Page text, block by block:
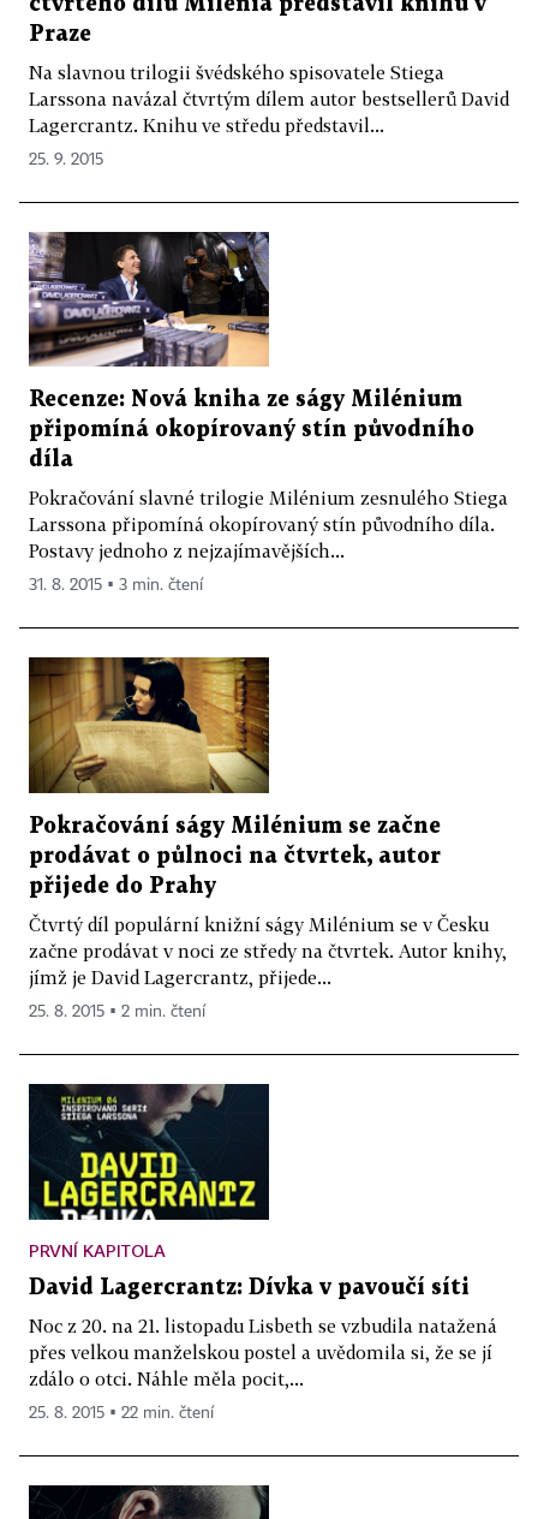
Praze
Na slavnou trilogii švédského spisovatele Stiega
Larssona navázal čtvrtým dílem autor bestsellerů David
Lagercrantz. Knihu ve středu představil...
25. 9. 2015
Recenze: Nová kniha ze ságy Milénium
připomíná okopírovaný stín původního
díla
Pokračování slavné trilogie Milénium zesnulého Stiega
Larssona připomíná okopírovaný stín původního díla.
Postavy jednoho z nejzajímavějších...
31. 8. 2015 ▪ 3 min. čtení
Pokračování ságy Milénium se začne
prodávat o půlnoci na čtvrtek, autor
přijede do Prahy
Čtvrtý díl populární knižní ságy Milénium se v Česku
začne prodávat v noci ze středy na čtvrtek. Autor knihy,
jímž je David Lagercrantz, přijede...
25. 8. 2015 ▪ 2 min. čtení
PRVNÍ KAPITOLA
David Lagercrantz: Dívka v pavoučí síti
Noc z 20. na 21. listopadu Lisbeth se vzbudila natažená
přes velkou manželskou postel a uvědomila si, že se jí
zdálo o otci. Náhle měla pocit,...
25. 8. 2015 ▪ 22 min. čtení